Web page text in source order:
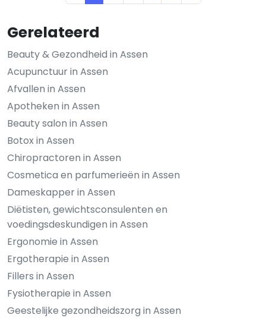
Gerelateerd
Beauty & Gezondheid in Assen
Acupunctuur in Assen
Afvallen in Assen
Apotheken in Assen
Beauty salon in Assen
Botox in Assen
Chiropractoren in Assen
Cosmetica en parfumerieën in Assen
Dameskapper in Assen
Diëtisten, gewichtsconsulenten en
voedingsdeskundigen in Assen
Ergonomie in Assen
Ergotherapie in Assen
Fillers in Assen
Fysiotherapie in Assen
Geestelijke gezondheidszorg in Assen